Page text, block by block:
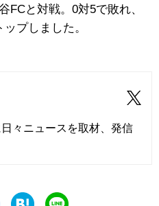
FCと対戦。0対5で敗れ、
プしました。
々ニュースを取材、発信